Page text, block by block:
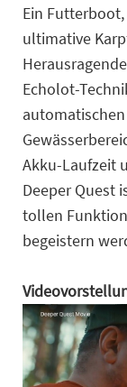
Ein
ultimative
Echolot-
Akku-Laufzeit
Deeper Quest
tollen
begeistern